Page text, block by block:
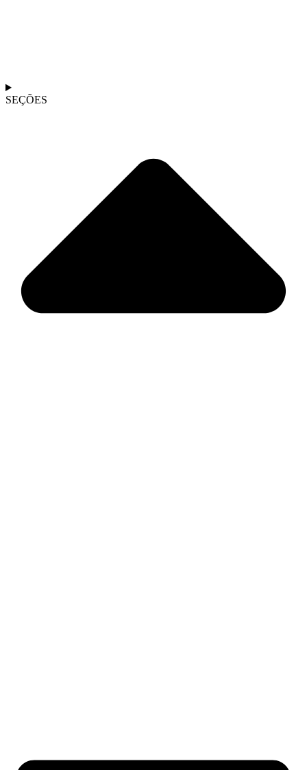
SEÇÕES